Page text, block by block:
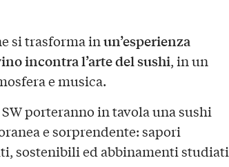
si trasforma inun’esperienza
incontra l’arte del sushi, in un
e musica.
porteranno in tavola una sushi
e sorprendente: sapori
sostenibili ed abbinamenti studiati